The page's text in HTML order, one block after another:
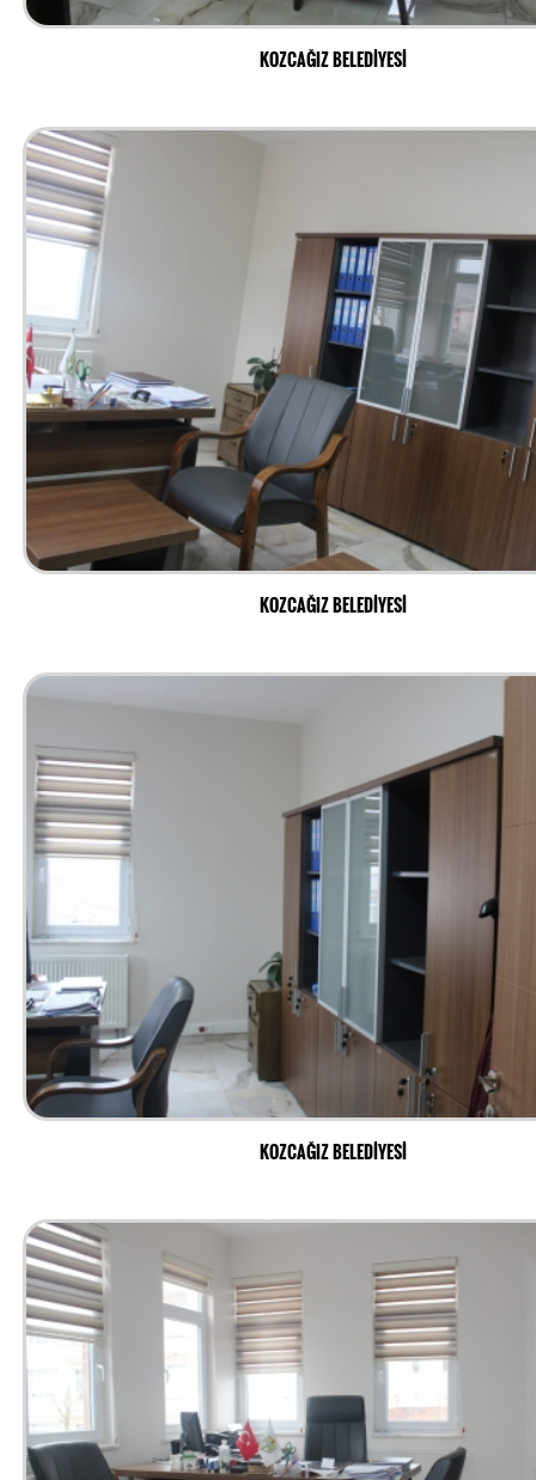
KOZCAĞIZ BELEDİYESİ
KOZCAĞIZ BELEDİYESİ
KOZCAĞIZ BELEDİYESİ